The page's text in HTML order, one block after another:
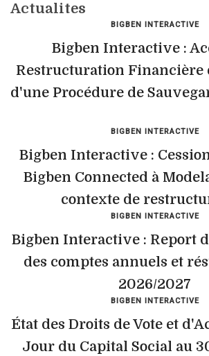
Actualites
BIGBEN INTERACTIVE
Bigben Interactive :
Restructuration Financière
d'une Procédure de
BIGBEN INTERACTIVE
Bigben Interactive :
Bigben Connected à
contexte de
BIGBEN INTERACTIVE
Bigben Interactive : Report
des comptes annuels et
2026/2027
BIGBEN INTERACTIVE
État des Droits de Vote et
Jour du Capital Social au